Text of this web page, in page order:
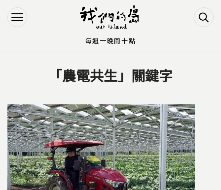
Jump to Navigation
Jump to Main content
「農電共生」關鍵字
每週一晚間十點